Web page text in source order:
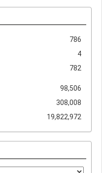
786
4
782
98,506
308,008
19,822,972